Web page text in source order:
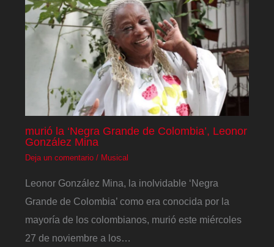
murió la ‘Negra Grande de Colombia’, Leonor
González Mina
Deja un comentario / Musical
Leonor González Mina, la inolvidable ‘Negra
Grande de Colombia’ como era conocida por la
mayoría de los colombianos, murió este miércoles
27 de noviembre a los…